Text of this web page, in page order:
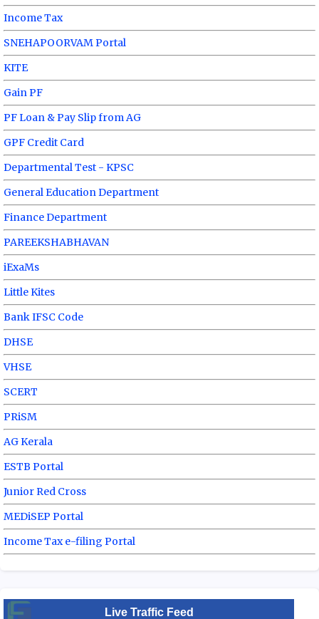
Income Tax
SNEHAPOORVAM Portal
KITE
Gain PF
PF Loan & Pay Slip from AG
GPF Credit Card
Departmental Test - KPSC
General Education Department
Finance Department
PAREEKSHABHAVAN
iExaMs
Little Kites
Bank IFSC Code
DHSE
VHSE
SCERT
PRiSM
AG Kerala
ESTB Portal
Junior Red Cross
MEDiSEP Portal
Income Tax e-filing Portal
Live Traffic Feed